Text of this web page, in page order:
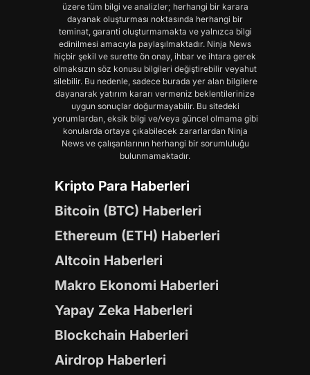
üzere tüm bilgi ve analizler; herhangi bir karara
dayanak oluşturması noktasında herhangi bir
teminat, garanti oluşturmamakta ve yalnızca bilgi
edinilmesi amacıyla paylaşılmaktadır. Ninja News
hiçbir şekil ve surette ön onay, ihbar ve ihtara gerek
olmaksızın söz konusu bilgileri değiştirebilir veyahut
silebilir. Bu nedenle, sadece burada yer alan bilgilere
dayanarak yatırım kararı vermeniz beklentilerinize
uygun sonuçlar doğurmayabilir. Bu sitedeki
yorumlardan, eksik bilgi ve/veya güncel olmama gibi
konularda ortaya çıkabilecek zararlardan Ninja
News ve çalışanlarının herhangi bir sorumluluğu
bulunmamaktadır.
Kripto Para Haberleri
Bitcoin (BTC) Haberleri
Ethereum (ETH) Haberleri
Altcoin Haberleri
Makro Ekonomi Haberleri
Yapay Zeka Haberleri
Blockchain Haberleri
Airdrop Haberleri